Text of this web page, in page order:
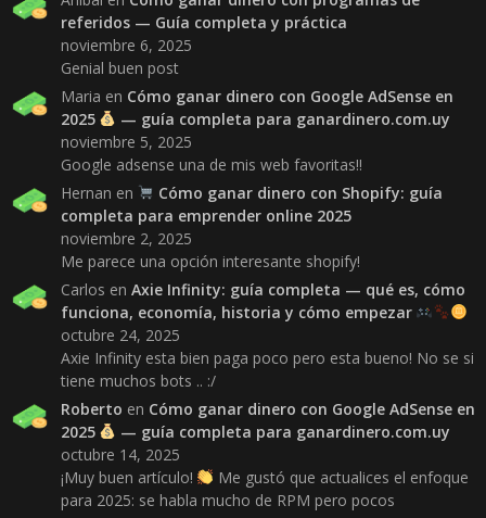
referidos — Guía completa y práctica
noviembre 6, 2025
Genial buen post
Maria en Cómo ganar dinero con Google AdSense en
2025
— guía completa para ganardinero.com.uy
noviembre 5, 2025
Google adsense una de mis web favoritas!!
Hernan en
Cómo ganar dinero con Shopify: guía
completa para emprender online 2025
noviembre 2, 2025
Me parece una opción interesante shopify!
Carlos en Axie Infinity: guía completa — qué es, cómo
funciona, economía, historia y cómo empezar
octubre 24, 2025
Axie Infinity esta bien paga poco pero esta bueno! No se si
tiene muchos bots .. :/
Roberto en Cómo ganar dinero con Google AdSense en
2025
— guía completa para ganardinero.com.uy
octubre 14, 2025
¡Muy buen artículo!
Me gustó que actualices el enfoque
para 2025: se habla mucho de RPM pero pocos